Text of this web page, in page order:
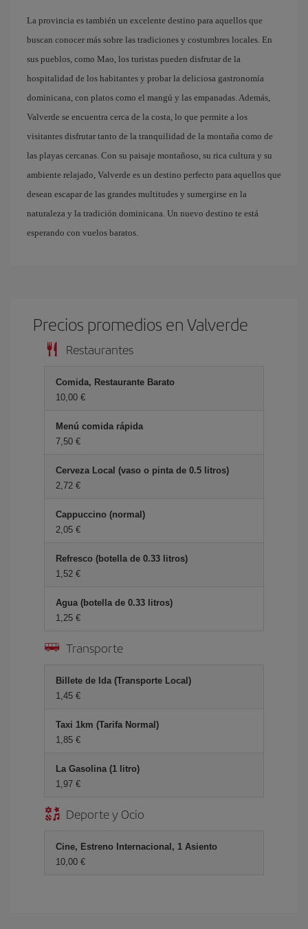
La provincia es también un excelente destino para aquellos que
buscan conocer más sobre las tradiciones y costumbres locales. En
sus pueblos, como Mao, los turistas pueden disfrutar de la
hospitalidad de los habitantes y probar la deliciosa gastronomía
dominicana, con platos como el mangú y las empanadas. Además,
Valverde se encuentra cerca de la costa, lo que permite a los
visitantes disfrutar tanto de la tranquilidad de la montaña como de
las playas cercanas. Con su paisaje montañoso, su rica cultura y su
ambiente relajado, Valverde es un destino perfecto para aquellos que
desean escapar de las grandes multitudes y sumergirse en la
naturaleza y la tradición dominicana. Un nuevo destino te está
esperando con vuelos baratos.
Precios promedios en Valverde
Restaurantes
Comida, Restaurante Barato
10,00 €
Menú comida rápida
7,50 €
Cerveza Local (vaso o pinta de 0.5 litros)
2,72 €
Cappuccino (normal)
2,05 €
Refresco (botella de 0.33 litros)
1,52 €
Agua (botella de 0.33 litros)
1,25 €
Transporte
Billete de Ida (Transporte Local)
1,45 €
Taxi 1km (Tarifa Normal)
1,85 €
La Gasolina (1 litro)
1,97 €
Deporte y Ocio
Cine, Estreno Internacional, 1 Asiento
10,00 €